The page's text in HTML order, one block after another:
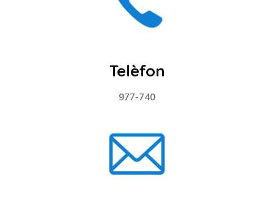
Telèfon
977-740